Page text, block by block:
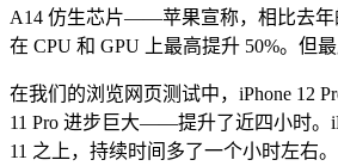
A14 仿生芯片——苹果宣称，相比去年
在 CPU 和 GPU 上最高提升 50%。但最
在我们的浏览网页测试中，iPhone 12
11 Pro 进步巨大——提升了近四小时。
11 之上，持续时间多了一个小时左右。